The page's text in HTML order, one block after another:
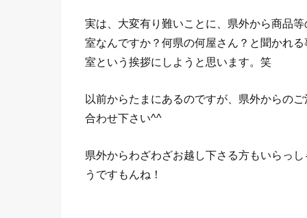
実は、大変有り難いことに、県外から商品
室なんですか？何県の何屋さん？と聞かれ
室という挨拶にしようと思います。笑
以前からたまにあるのですが、県外からの
合わせ下さい^^
県外からわざわざお越し下さる方もいらっ
うですもんね！